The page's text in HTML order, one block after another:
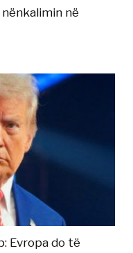
në
Evropa do të